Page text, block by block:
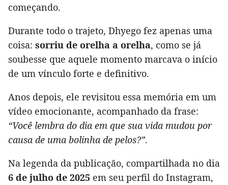
começando.
Durante todo o trajeto, Dhyego fez apenas uma
coisa: sorriu de orelha a orelha, como se já
soubesse que aquele momento marcava o início
de um vínculo forte e definitivo.
Anos depois, ele revisitou essa memória em um
vídeo emocionante, acompanhado da frase:
“Você lembra do dia em que sua vida mudou por
causa de uma bolinha de pelos?”.
Na legenda da publicação, compartilhada no dia
6 de julho de 2025 em seu perfil do Instagram,